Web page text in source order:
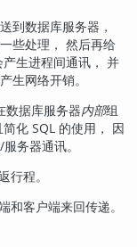
到数据库服务器，
些处理， 然后再给
生进程间通讯， 并
生网络开销。
数据库服务器内部组
化 SQL 的使用， 因
务器通讯。
行程。
和客户端来回传递。